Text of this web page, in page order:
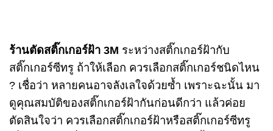
ร้านตัดสติ๊กเกอร์ฝ้า 3M ระหว่างสติ๊กเกอร์ฝ้ากับ
สติ๊กเกอร์ซีทรู ถ้าให้เลือก ควรเลือกสติ๊กเกอร์ชนิดไหน
? เชื่อว่า หลายคนอาจลังเลใจด้วยซ้ำ เพราะฉะนั้น มา
ดูคุณสมบัติของสติ๊กเกอร์ฝ้ากันก่อนดีกว่า แล้วค่อย
ตัดสินใจว่า ควรเลือกสติ๊กเกอร์ฝ้าหรือสติ๊กเกอร์ซีทรู